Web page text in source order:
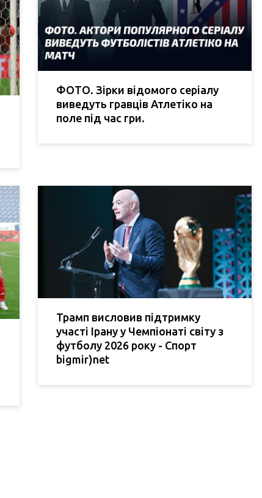
ФОТО. Зірки відомого серіалу
виведуть гравців Атлетіко на
поле під час гри.
Трамп висловив підтримку
участі Ірану у Чемпіонаті світу з
футболу 2026 року - Спорт
bigmir)net